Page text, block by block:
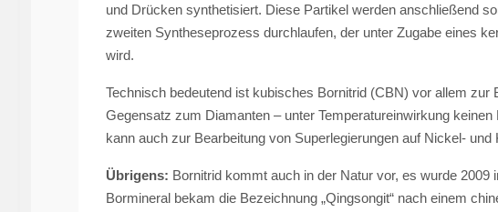
und Drücken synthetisiert. Diese Partikel werden anschließend
zweiten Syntheseprozess durchlaufen, der unter Zugabe eines
wird.
Technisch bedeutend ist kubisches Bornitrid (CBN) vor allem zur
Gegensatz zum Diamanten – unter Temperatureinwirkung
kann auch zur Bearbeitung von Superlegierungen auf Nickel-
Übrigens: Bornitrid kommt auch in der Natur vor, es wurde 2009
Bormineral bekam die Bezeichnung „Qingsongit“ nach einem